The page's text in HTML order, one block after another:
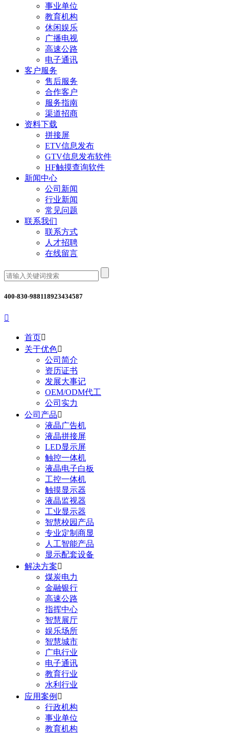
事业单位
教育机构
休闲娱乐
广播电视
高速公路
电子通讯
客户服务
售后服务
合作客户
服务指南
渠道招商
资料下载
拼接屏
ETV信息发布
GTV信息发布软件
HF触摸查询软件
新闻中心
公司新闻
行业新闻
常见问题
联系我们
联系方式
人才招聘
在线留言
400-830-988118923434587

首页
关于优色
公司简介
资历证书
发展大事记
OEM/ODM代工
公司实力
公司产品
液晶广告机
液晶拼接屏
LED显示屏
触控一体机
液晶电子白板
工控一体机
触摸显示器
液晶监视器
工业显示器
智慧校园产品
专业定制商显
人工智能产品
显示配套设备
解决方案
煤炭电力
金融银行
高速公路
指挥中心
智慧展厅
娱乐场所
智慧城市
广电行业
电子通讯
教育行业
水利行业
应用案例 
行政机构
事业单位
教育机构